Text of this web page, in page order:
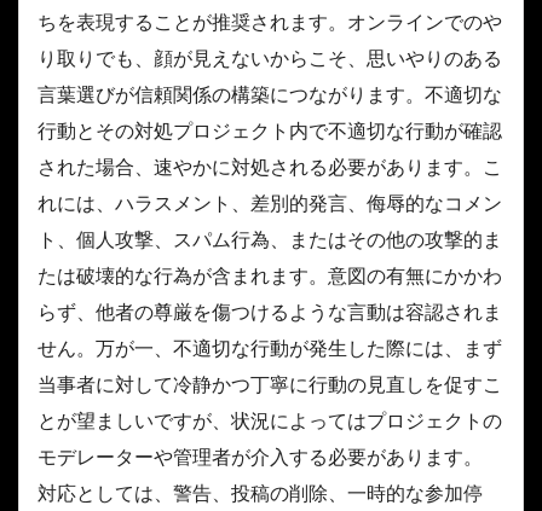
ちを表現することが推奨されます。オンラインでのや
り取りでも、顔が見えないからこそ、思いやりのある
言葉選びが信頼関係の構築につながります。不適切な
行動とその対処プロジェクト内で不適切な行動が確認
された場合、速やかに対処される必要があります。こ
れには、ハラスメント、差別的発言、侮辱的なコメン
ト、個人攻撃、スパム行為、またはその他の攻撃的ま
たは破壊的な行為が含まれます。意図の有無にかかわ
らず、他者の尊厳を傷つけるような言動は容認されま
せん。万が一、不適切な行動が発生した際には、まず
当事者に対して冷静かつ丁寧に行動の見直しを促すこ
とが望ましいですが、状況によってはプロジェクトの
モデレーターや管理者が介入する必要があります。
対応としては、警告、投稿の削除、一時的な参加停